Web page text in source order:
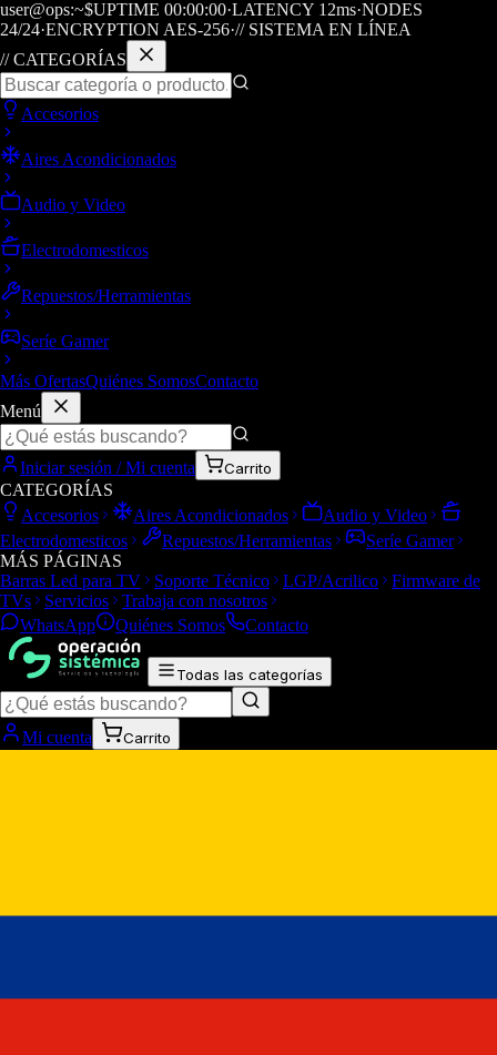
user@ops:~$UPTIME 00:00:00·LATENCY 12ms·NODES
24/24·ENCRYPTION AES-256·// SISTEMA EN LÍNEA
// CATEGORÍAS
Accesorios
Aires Acondicionados
Audio y Video
Electrodomesticos
Repuestos/Herramientas
Seríe Gamer
Más OfertasQuiénes SomosContacto
Menú
Iniciar sesión / Mi cuenta Carrito
CATEGORÍAS
Accesorios
Aires Acondicionados
Audio y Video
Electrodomesticos
Repuestos/Herramientas
Seríe Gamer
MÁS PÁGINAS
Barras Led para TV
Soporte Técnico LGP/Acrilico
Firmware de
TVs
Servicios
Trabaja con nosotros
WhatsApp
Quiénes Somos Contacto
Todas las categorías
Mi cuenta Carrito